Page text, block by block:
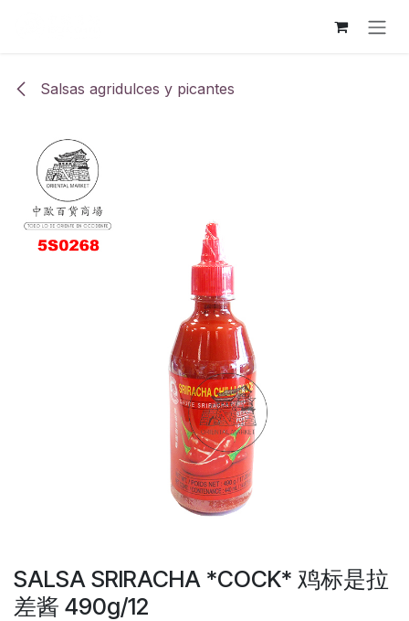
Salsas agridulces y picantes
SALSA SRIRACHA *COCK* 鸡标是拉
差酱 490g/12